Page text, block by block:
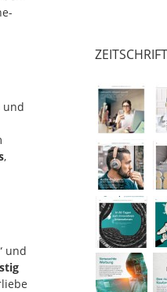
und
,
und
ZEITSCHRIFT